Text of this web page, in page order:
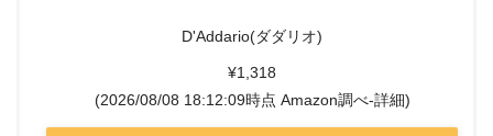
D'Addario(ダダリオ)
¥1,318
(2026/08/08 18:12:09時点 Amazon調べ-詳細)